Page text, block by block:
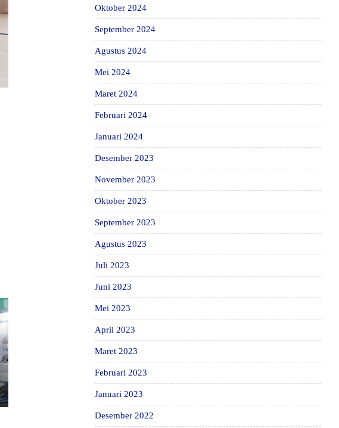
Oktober 2024
September 2024
Agustus 2024
Mei 2024
Maret 2024
Februari 2024
Januari 2024
Desember 2023
November 2023
Oktober 2023
September 2023
Agustus 2023
Juli 2023
Juni 2023
Mei 2023
April 2023
Maret 2023
Februari 2023
Januari 2023
Desember 2022